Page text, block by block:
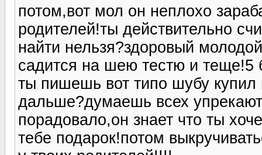
потом,вот мол он неплохо
родителей!ты действительно
найти нельзя?здоровый
садится на шею тестю и
ты пишешь вот типо шубу
дальше?думаешь всех
порадовало,он знает что ты
тебе подарок!потом